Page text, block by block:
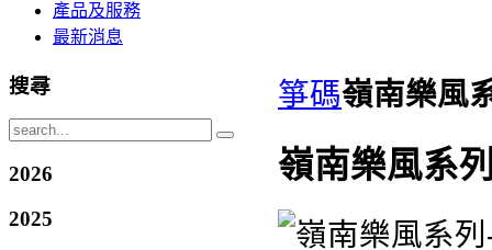
產品及服務
最新消息
箏碼嶺南樂風
嶺南樂風系
搜尋
2026
2025